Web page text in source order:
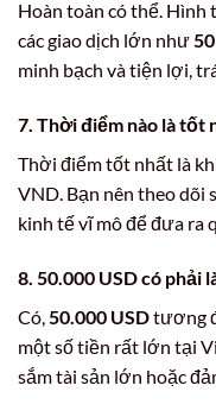
Hoàn toàn có thể.
các giao dịch lớn như
minh bạch và tiện lợi,
7. Thời điểm nào là tốt
Thời điểm tốt nhất là
VND. Bạn nên theo dõi
kinh tế vĩ mô để đưa ra
8. 50.000 USD có phải
Có,50.000 USDtương
một số tiền rất lớn tại
sắm tài sản lớn hoặc